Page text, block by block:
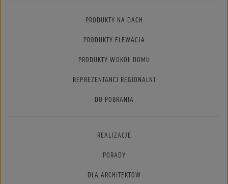
PRODUKTY NA DACH
PRODUKTY ELEWACJA
PRODUKTY WOKÓŁ DOMU
REPREZENTANCI REGIONALNI
DO POBRANIA
REALIZACJE
PORADY
DLA ARCHITEKTÓW